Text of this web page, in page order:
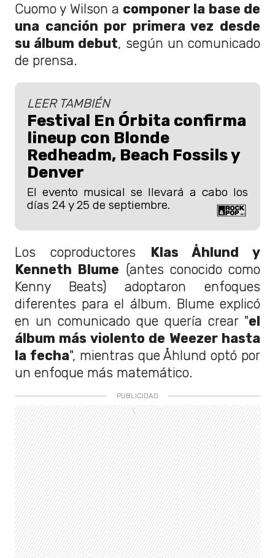
Cuomo y Wilson a componer la base de
una canción por primera vez desde
su álbum debut, según un comunicado
de prensa.
LEER TAMBIÉN
Festival En Órbita confirma
lineup con Blonde
Redheadm, Beach Fossils y
Denver
El evento musical se llevará a cabo los
días 24 y 25 de septiembre.
Los coproductores Klas Åhlund y
Kenneth Blume (antes conocido como
Kenny Beats) adoptaron enfoques
diferentes para el álbum. Blume explicó
en un comunicado que quería crear "el
álbum más violento de Weezer hasta
la fecha", mientras que Åhlund optó por
un enfoque más matemático.